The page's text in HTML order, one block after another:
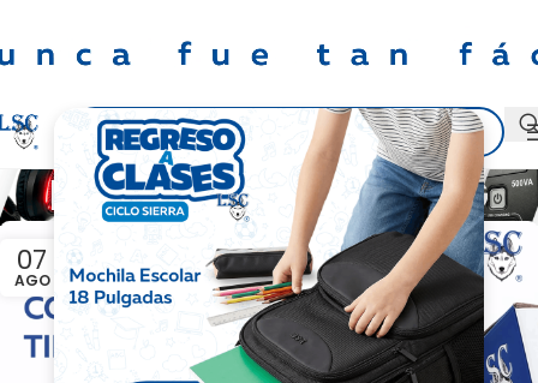
Posts byMARKETING
07
AGO